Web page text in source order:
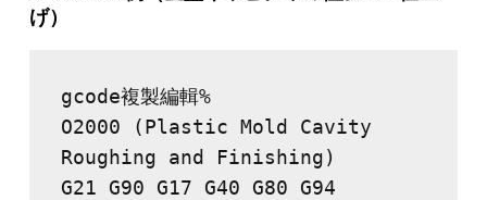
げ）
gcode複製編輯%
O2000 (Plastic Mold Cavity
Roughing and Finishing)
G21 G90 G17 G40 G80 G94